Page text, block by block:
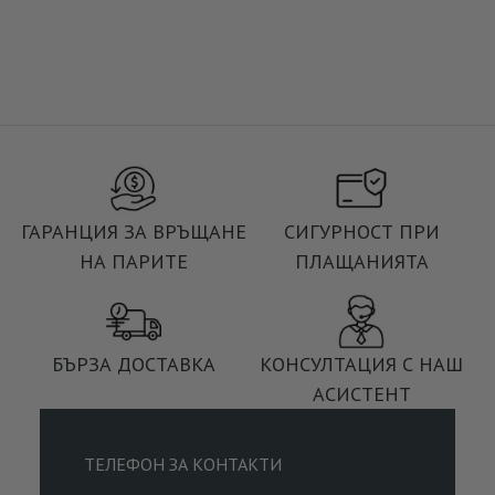
ГАРАНЦИЯ ЗА ВРЪЩАНЕ
НА ПАРИТЕ
СИГУРНОСТ ПРИ
ПЛАЩАНИЯТА
БЪРЗА ДОСТАВКА
КОНСУЛТАЦИЯ С НАШ
АСИСТЕНТ
ТЕЛЕФОН ЗА КОНТАКТИ